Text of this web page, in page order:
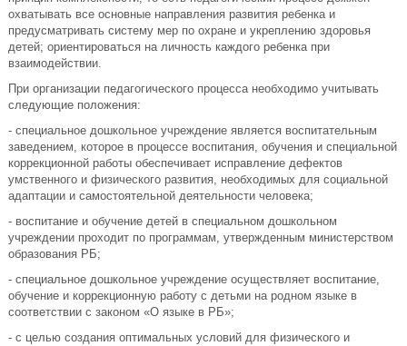
охватывать все основные направления развития ребенка и
предусматривать систему мер по охране и укреплению здоровья
детей; ориентироваться на личность каждого ребенка при
взаимодействии.
При организации педагогического процесса необходимо учитывать
следующие положения:
- специальное дошкольное учреждение является воспитательным
заведением, которое в процессе воспитания, обучения и специальной
коррекционной работы обеспечивает исправление дефектов
умственного и физического развития, необходимых для социальной
адаптации и самостоятельной деятельности человека;
- воспитание и обучение детей в специальном дошкольном
учреждении проходит по программам, утвержденным министерством
образования РБ;
- специальное дошкольное учреждение осуществляет воспитание,
обучение и коррекционную работу с детьми на родном языке в
соответствии с законом «О языке в РБ»;
- с целью создания оптимальных условий для физического и